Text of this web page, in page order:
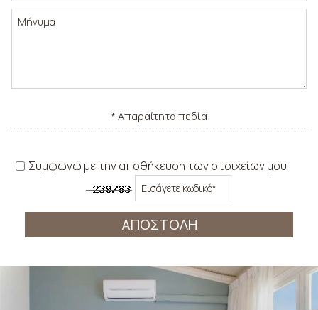
* Απαραίτητα πεδία
Συμφωνώ με την αποθήκευση των στοιχείων μου
ΑΠΟΣΤΟΛΉ